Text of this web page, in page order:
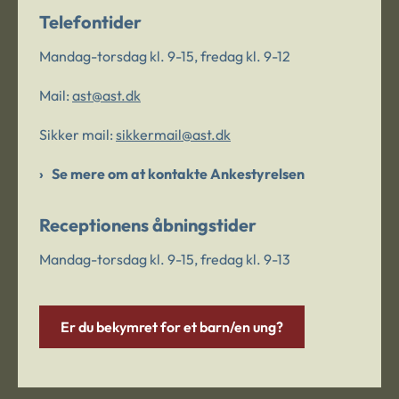
Telefontider
Mandag-torsdag kl. 9-15, fredag kl. 9-12
Mail: ast@ast.dk
Sikker mail: sikkermail@ast.dk
Se mere om at kontakte Ankestyrelsen
Receptionens åbningstider
Mandag-torsdag kl. 9-15, fredag kl. 9-13
Er du bekymret for et barn/en ung?